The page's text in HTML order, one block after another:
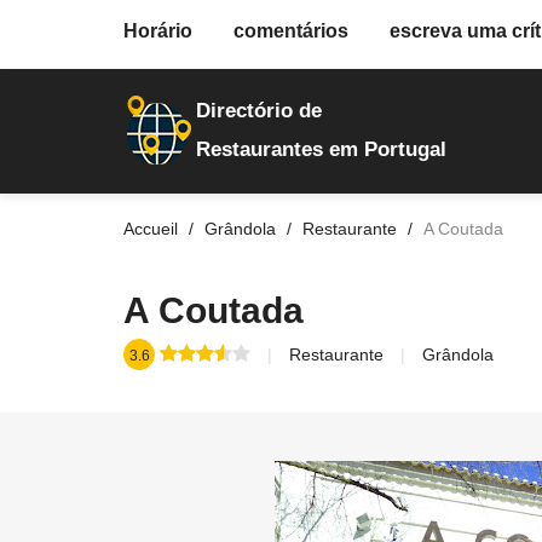
Directório de
Restaurantes em Portugal
Accueil Grândola Restaurante A Coutada
A Coutada
3.6 Restaurante Grândola
Horário comentários escreva uma